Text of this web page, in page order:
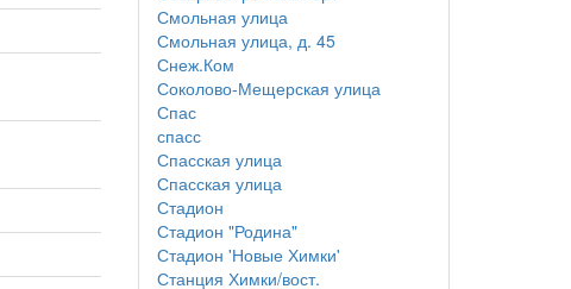
Смольная улица
Смольная улица, д. 45
Снеж.Ком
Соколово-Мещерская улица
Спас
спасс
Спасская улица
Спасская улица
Стадион
Стадион "Родина"
Стадион 'Новые Химки'
Станция Химки/вост.